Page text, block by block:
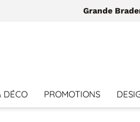
Grande
DÉCO PROMOTIONS